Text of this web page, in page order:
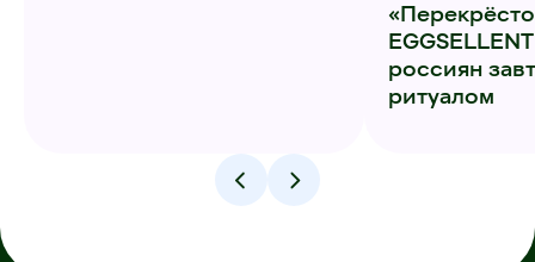
россиян
ритуалом